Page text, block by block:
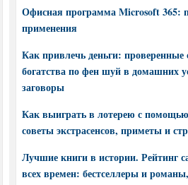
Офисная программа Microsoft 365:
применения
Как привлечь деньги:
богатства по фен шуй в домашних
заговоры
Как выиграть в лотерею с
советы экстрасенсов, приметы и
Лучшие книги в истории. Рейтинг
всех времен: бестселлеры и